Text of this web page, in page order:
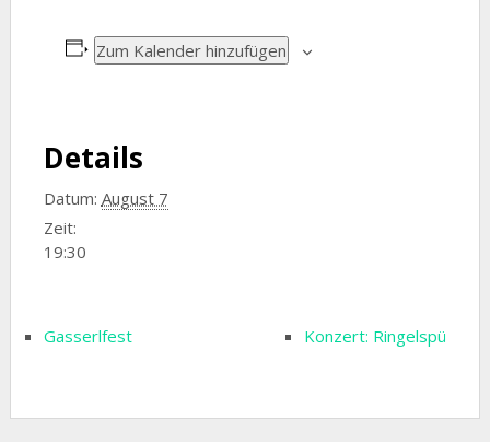
Zum Kalender hinzufügen
Details
Datum: August 7
Zeit:
19:30
Gasserlfest Konzert: Ringelspü